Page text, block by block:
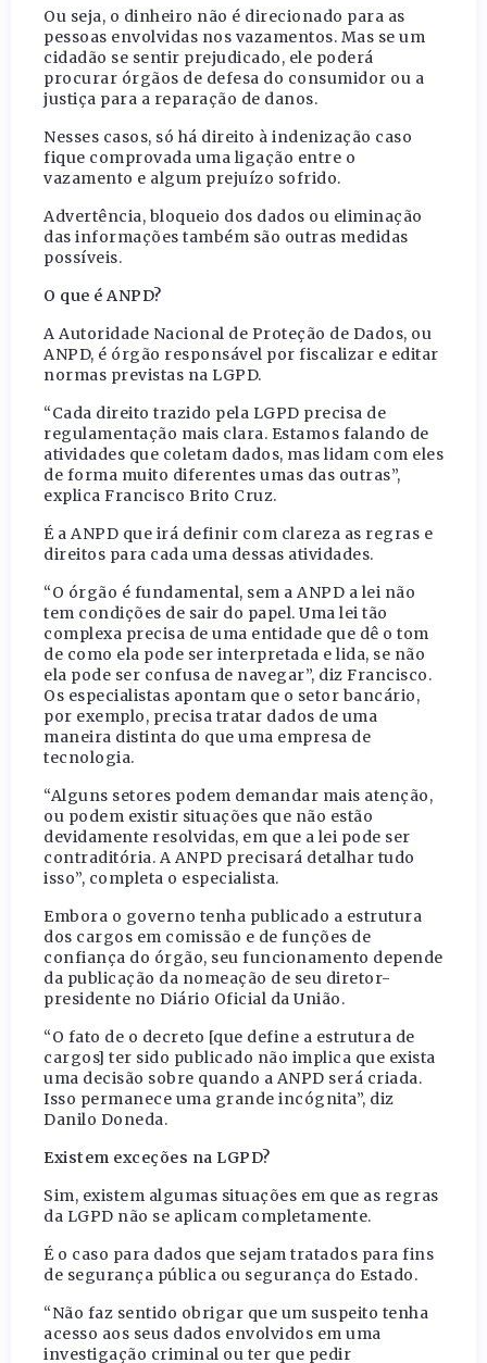
Ou seja, o dinheiro não é direcionado para as
pessoas envolvidas nos vazamentos. Mas se um
cidadão se sentir prejudicado, ele poderá
procurar órgãos de defesa do consumidor ou a
justiça para a reparação de danos.
Nesses casos, só há direito à indenização caso
fique comprovada uma ligação entre o
vazamento e algum prejuízo sofrido.
Advertência, bloqueio dos dados ou eliminação
das informações também são outras medidas
possíveis.
O que é ANPD?
A Autoridade Nacional de Proteção de Dados, ou
ANPD, é órgão responsável por fiscalizar e editar
normas previstas na LGPD.
“Cada direito trazido pela LGPD precisa de
regulamentação mais clara. Estamos falando de
atividades que coletam dados, mas lidam com eles
de forma muito diferentes umas das outras”,
explica Francisco Brito Cruz.
É a ANPD que irá definir com clareza as regras e
direitos para cada uma dessas atividades.
“O órgão é fundamental, sem a ANPD a lei não
tem condições de sair do papel. Uma lei tão
complexa precisa de uma entidade que dê o tom
de como ela pode ser interpretada e lida, se não
ela pode ser confusa de navegar”, diz Francisco.
Os especialistas apontam que o setor bancário,
por exemplo, precisa tratar dados de uma
maneira distinta do que uma empresa de
tecnologia.
“Alguns setores podem demandar mais atenção,
ou podem existir situações que não estão
devidamente resolvidas, em que a lei pode ser
contraditória. A ANPD precisará detalhar tudo
isso”, completa o especialista.
Embora o governo tenha publicado a estrutura
dos cargos em comissão e de funções de
confiança do órgão, seu funcionamento depende
da publicação da nomeação de seu diretor-
presidente no Diário Oficial da União.
“O fato de o decreto [que define a estrutura de
cargos] ter sido publicado não implica que exista
uma decisão sobre quando a ANPD será criada.
Isso permanece uma grande incógnita”, diz
Danilo Doneda.
Existem exceções na LGPD?
Sim, existem algumas situações em que as regras
da LGPD não se aplicam completamente.
É o caso para dados que sejam tratados para fins
de segurança pública ou segurança do Estado.
“Não faz sentido obrigar que um suspeito tenha
acesso aos seus dados envolvidos em uma
investigação criminal ou ter que pedir